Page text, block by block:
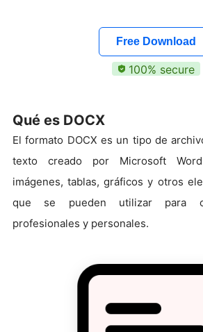
Free Download
100% secure
Qué es DOCX
El formato DOCX es un tipo de
texto creado por Microsoft
imágenes, tablas, gráficos y otros
que se pueden utilizar para
profesionales y personales.